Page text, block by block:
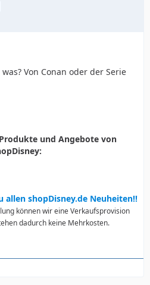
Von Conan oder der Serie
und Angebote von
allen shopDisney.de Neuheiten!!
können wir eine Verkaufsprovision
dadurch keine Mehrkosten.